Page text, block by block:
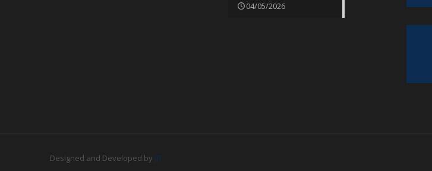
04/05/2026
Designed and Developed by JIT